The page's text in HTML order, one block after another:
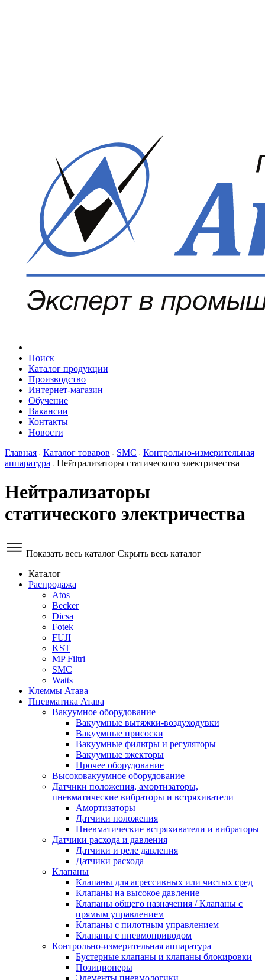
Поиск
Каталог продукции
Производство
Интернет-магазин
Обучение
Вакансии
Контакты
Новости
Главная
Каталог товаров SMC
Контрольно-измерительная
аппаратура
Нейтрализаторы статического электричества
Нейтрализаторы
статического электричества
Показать весь каталог Скрыть весь каталог
Каталог
Распродажа
Atos
Becker
Dicsa
Fotek
FUJI
KST
MP Filtri
SMC
Watts
Клеммы Атава
Пневматика Атава
Вакуумное оборудование
Вакуумные вытяжки-воздуходувки
Вакуумные присоски
Вакуумные фильтры и регуляторы
Вакуумные эжекторы
Прочее оборудование
Высоковакуумное оборудование
Датчики положения, амортизаторы,
пневматические вибраторы и встряхиватели
Амортизаторы
Датчики положения
Пневматические встряхиватели и вибраторы
Датчики расхода и давления
Датчики и реле давления
Датчики расхода
Клапаны
Клапаны для агрессивных или чистых сред
Клапаны на высокое давление
Клапаны общего назначения / Клапаны с
прямым управлением
Клапаны с пилотным управлением
Клапаны с пневмоприводом
Контрольно-измерительная аппаратура
Бустерные клапаны и клапаны блокировки
Позиционеры
Элементы пневмологики